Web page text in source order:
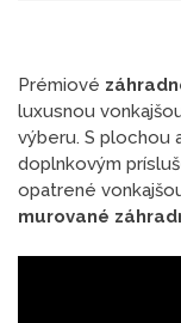
Prémiové
luxusnou
výberu. S plochou
doplnkovým
opatrené
murované